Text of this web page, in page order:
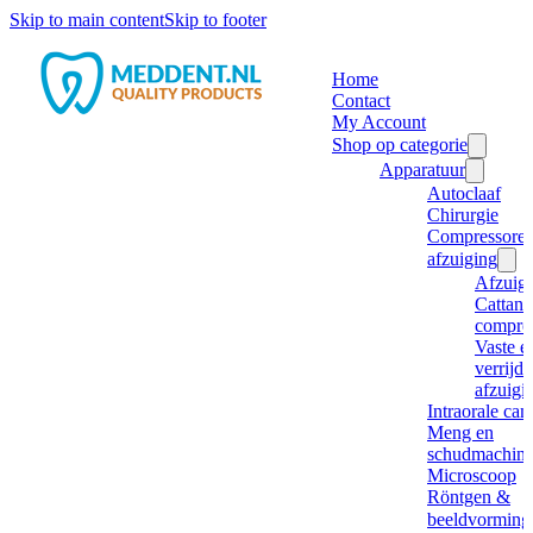
Skip to main contentSkip to footer
Home
Contact
My Account
Shop op categorie
Apparatuur
Autoclaaf
Chirurgie
afzuiging
Cattani
Vaste
Intraorale
Meng en
Microscoop
Röntgen &
beeldvorming